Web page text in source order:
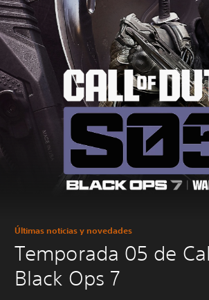
Últimas noticias y novedades
Temporada 05 de
Black Ops 7